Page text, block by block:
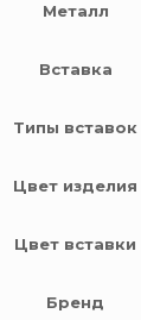
Металл
Вставка
Типы вставок
Цвет изделия
Цвет вставки
Бренд